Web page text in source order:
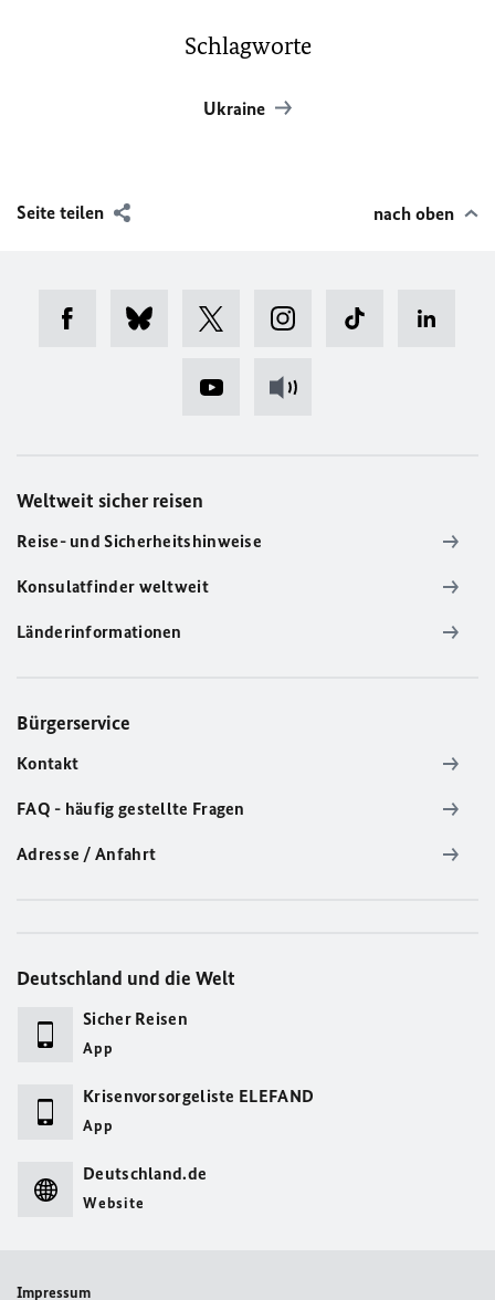
Schlagworte
Ukraine
Seite teilen nach oben
Weltweit sicher reisen
Reise- und Sicherheitshinweise
Konsulatfinder weltweit
Länderinformationen
Bürgerservice
Kontakt
FAQ - häufig gestellte Fragen
Adresse / Anfahrt
Deutschland und die Welt
Sicher Reisen
App
Krisenvorsorgeliste ELEFAND
App
Deutschland.de
Website
Impressum